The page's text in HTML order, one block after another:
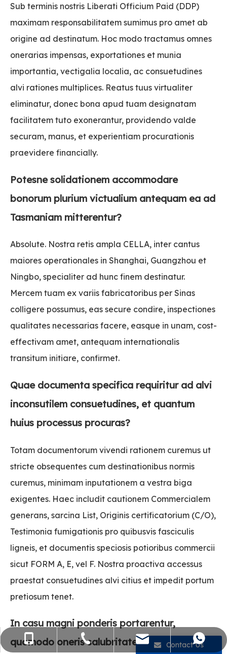
Sub terminis nostris Liberati Officium Paid (DDP)
maximam responsabilitatem sumimus pro amet ab
origine ad destinatum. Hoc modo tractamus omnes
onerarias impensas, exportationes et munia
importantia, vectigalia localia, ac consuetudines
alvi rationes multiplices. Reatus tuus virtualiter
eliminatur, donec bona apud tuam designatam
facilitatem tuto exonerantur, providendo valde
securam, manus, et experientiam procurationis
praevidere financially.
Potesne solidationem accommodare
bonorum plurium victualium antequam ea ad
Tasmaniam mitterentur?
Absolute. Nostra retis ampla CELLA, inter cantus
maiores operationales in Shanghai, Guangzhou et
Ningbo, specialiter ad hunc finem destinatur.
Mercem tuam ex variis fabricatoribus per Sinas
colligere possumus, eas secure condire, inspectiones
qualitates necessarias facere, easque in unam, cost-
effectivam amet, antequam internationalis
transitum initiare, confirmet.
Quae documenta specifica requiritur ad alvi
inconsutilem consuetudines, et quantum
huius processus procuras?
Totam documentorum vivendi rationem curemus ut
stricte obsequentes cum destinationibus normis
curemus, minimam inputationem a vestra biga
exigentes. Haec includit cautionem Commercialem
generans, sarcina List, Originis certificatorium (C/O),
Testimonia fumigationis pro quibusvis fasciculis
ligneis, et documentis speciosis potioribus commercii
sicut FORM A, E, vel F. Nostra proactiva accessus
praestat consuetudines alvi citius et impedit portum
pretiosum tenet.
In casu magni ponderis portarentur,
quomodo oneris salubritatem, et quaeContact Us
+86- 15818568920
+86-755-36973380
sales@flying-trans.com
+86 13554758640